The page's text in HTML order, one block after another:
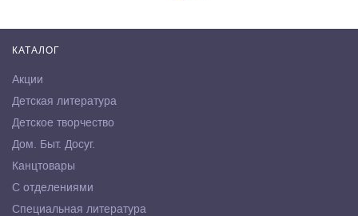
КАТАЛОГ
Акции
Детская литература
Детское творчество
Дом. Быт. Досуг.
Канцтовары
С отделениями
Специальная литература